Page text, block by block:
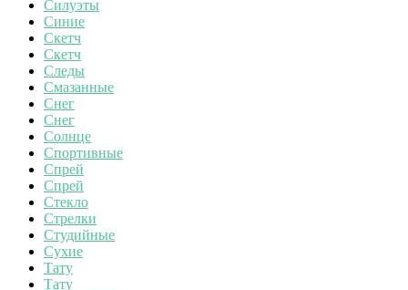
Силуэты
Синие
Скетч
Скетч
Следы
Смазанные
Снег
Снег
Солнце
Спортивные
Спрей
Спрей
Стекло
Стрелки
Студийные
Сухие
Тату
Тату